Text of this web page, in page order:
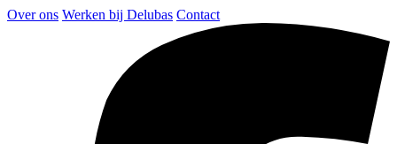
Over ons Werken bij Delubas Contact